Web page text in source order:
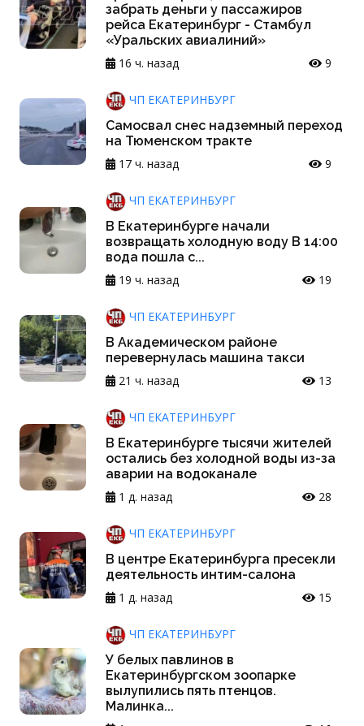
забрать деньги у пассажиров
рейса Екатеринбург - Стамбул
«Уральских авиалиний»
16 ч. назад
9
ЧП ЕКАТЕРИНБУРГ
Самосвал снес надземный переход
на Тюменском тракте
17 ч. назад
9
ЧП ЕКАТЕРИНБУРГ
В Екатеринбурге начали
возвращать холодную воду В 14:00
вода пошла с...
19 ч. назад
19
ЧП ЕКАТЕРИНБУРГ
В Академическом районе
перевернулась машина такси
21 ч. назад
13
ЧП ЕКАТЕРИНБУРГ
В Екатеринбурге тысячи жителей
остались без холодной воды из-за
аварии на водоканале
1 д. назад
28
ЧП ЕКАТЕРИНБУРГ
В центре Екатеринбурга пресекли
деятельность интим-салона
1 д. назад
15
ЧП ЕКАТЕРИНБУРГ
У белых павлинов в
Екатеринбургском зоопарке
вылупились пять птенцов.
Малинка...